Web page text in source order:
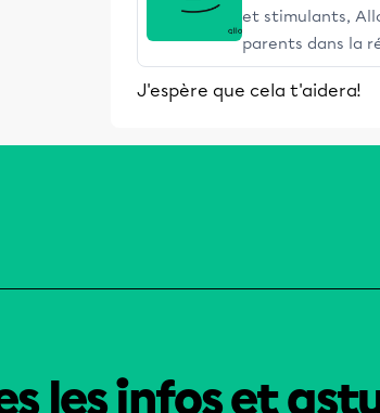
et stimulants,
parents dans la
J'espère que cela t'aidera!
les infos et